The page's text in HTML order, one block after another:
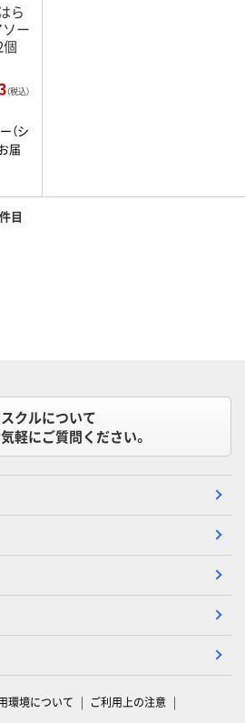
ら
ー
個
（税込）
（シ
届
目
クルについて
軽にご質問ください。
環境について
ご利用上の注意